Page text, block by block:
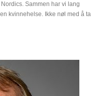
Sammen har vi lang
kvinnehelse. Ikke nøl med å ta